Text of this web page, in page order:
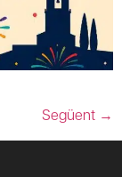
Següent →